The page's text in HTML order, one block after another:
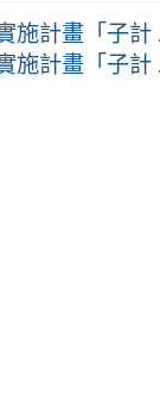
施計畫「子計
施計畫「子計